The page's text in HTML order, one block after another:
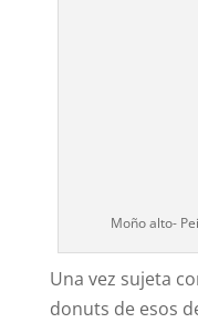
Moño alto-
Una vez sujeta
donuts de esos